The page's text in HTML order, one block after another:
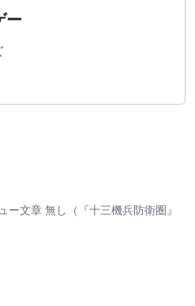
ー
文章 無し（『十三機兵防衛圏』